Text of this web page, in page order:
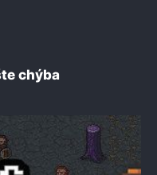
chýba